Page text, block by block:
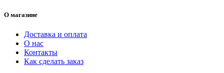
О магазине
Доставка и оплата
О нас
Контакты
Как сделать заказ